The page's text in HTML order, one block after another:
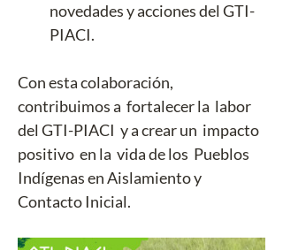
novedades y acciones del GTI-
PIACI.
Con esta colaboración,
contribuimos a  fortalecer la  labor
del GTI-PIACI  y a crear un  impacto
positivo  en la  vida de los  Pueblos
Indígenas en Aislamiento y
Contacto Inicial.